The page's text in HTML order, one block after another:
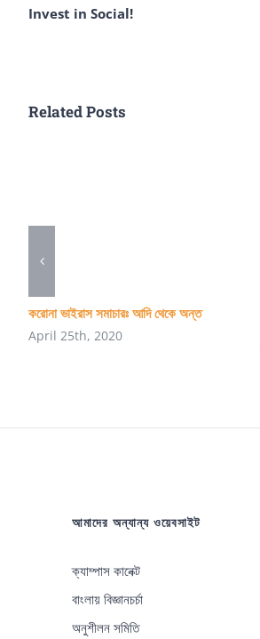
Invest in Social!
Related Posts
করোনা ভাইরাস সমাচারঃ আদি থেকে অন্ত
April 25th, 2020
আমাদের অন্যান্য ওয়েবসাইট
ক্যাম্পাস কানেক্ট
বাংলায় বিজ্ঞানচর্চা
অনুশীলন সমিতি